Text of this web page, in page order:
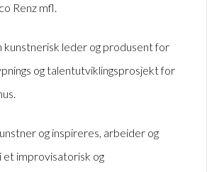
Renz mfl.
kunstnerisk leder og produsent for
og talentutviklingsprosjekt for
og inspireres, arbeider og
et improvisatorisk og